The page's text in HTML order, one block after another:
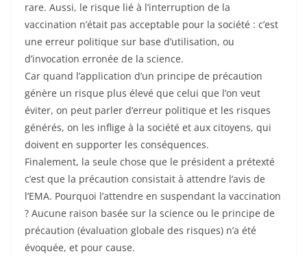
rare. Aussi, le risque lié à l’interruption de la
vaccination n’était pas acceptable pour la société : c’est
une erreur politique sur base d’utilisation, ou
d’invocation erronée de la science.
Car quand l’application d’un principe de précaution
génère un risque plus élevé que celui que l’on veut
éviter, on peut parler d’erreur politique et les risques
générés, on les inflige à la société et aux citoyens, qui
doivent en supporter les conséquences.
Finalement, la seule chose que le président a prétexté
c’est que la précaution consistait à attendre l’avis de
l’EMA. Pourquoi l’attendre en suspendant la vaccination
? Aucune raison basée sur la science ou le principe de
précaution (évaluation globale des risques) n’a été
évoquée, et pour cause.